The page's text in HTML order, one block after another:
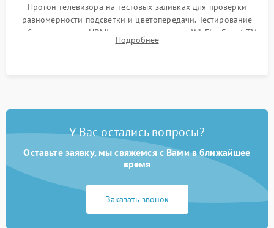
Прогон телевизора на тестовых заливках для проверки
равномерности подсветки и цветопередачи. Тестирование
работы разъемов HDMI, динамиков, модуля Wi-Fi и Smart TV
в рабочем режиме в течение нескольких часов.
Подробнее
У Вас остались вопросы?
Оставьте заявку, мы свяжемся с Вами в ближайшее
время
Заказать звонок